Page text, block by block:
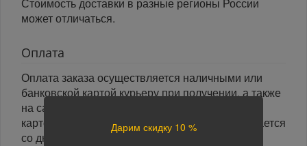
может отличаться.
Оплата
Оплата заказа осуществляется наличными или
банковской картой курьеру при получении, а также
на сайте при оформлении заказа. При оплате
картой на сайте указанный срок доставки считается
со дня поступления оплаты.
Дарим скидку 10 %